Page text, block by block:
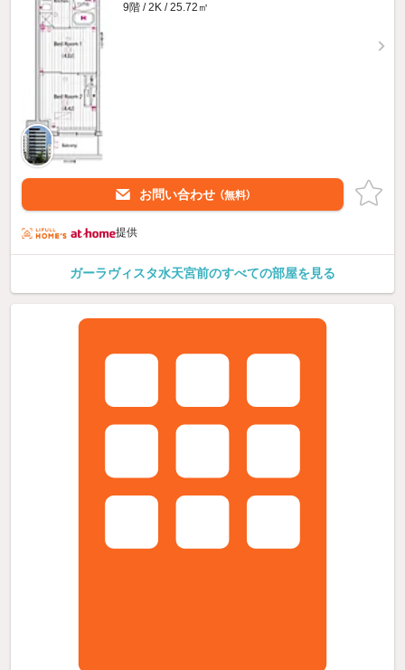
9階 / 2K / 25.72㎡
お問い合わせ （無料）
提供
ガーラヴィスタ水天宮前のすべての部屋を見る